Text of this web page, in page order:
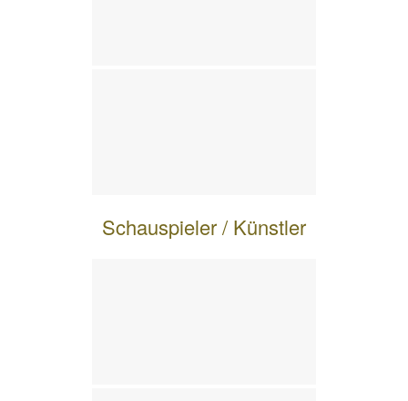
Schauspieler / Künstler